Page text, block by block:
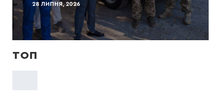
28 ЛИПНЯ, 2026
ТОП